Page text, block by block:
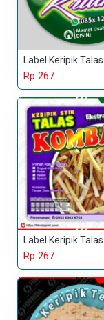
Label Keripik
Rp 267
Label Keripik
Rp 267